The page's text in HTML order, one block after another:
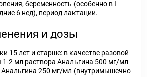
беременность (особенно в I
6 нед), период лактации.
и дозы
15 лет и старше: в качестве разовой
1-2 мл раствора Анальгина 500 мг/мл
Анальгина 250 мг/мл (внутримышечно